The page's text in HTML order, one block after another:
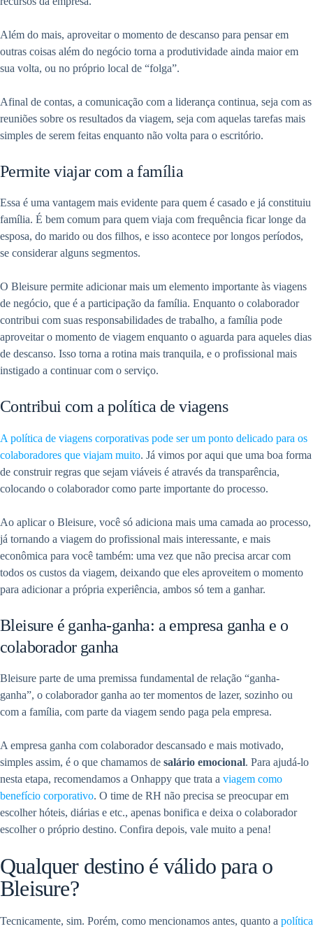
Além do mais, aproveitar o momento de descanso para pensar em
outras coisas além do negócio torna a produtividade ainda maior em
sua volta, ou no próprio local de “folga”.
Afinal de contas, a comunicação com a liderança continua, seja com as
reuniões sobre os resultados da viagem, seja com aquelas tarefas mais
simples de serem feitas enquanto não volta para o escritório.
Permite viajar com a família
Essa é uma vantagem mais evidente para quem é casado e já constituiu
família. É bem comum para quem viaja com frequência ficar longe da
esposa, do marido ou dos filhos, e isso acontece por longos períodos,
se considerar alguns segmentos.
O Bleisure permite adicionar mais um elemento importante às viagens
de negócio, que é a participação da família. Enquanto o colaborador
contribui com suas responsabilidades de trabalho, a família pode
aproveitar o momento de viagem enquanto o aguarda para aqueles dias
de descanso. Isso torna a rotina mais tranquila, e o profissional mais
instigado a continuar com o serviço.
Contribui com a política de viagens
A política de viagens corporativas pode ser um ponto delicado para os
colaboradores que viajam muito. Já vimos por aqui que uma boa forma
de construir regras que sejam viáveis é através da transparência,
colocando o colaborador como parte importante do processo.
Ao aplicar o Bleisure, você só adiciona mais uma camada ao processo,
já tornando a viagem do profissional mais interessante, e mais
econômica para você também: uma vez que não precisa arcar com
todos os custos da viagem, deixando que eles aproveitem o momento
para adicionar a própria experiência, ambos só tem a ganhar.
Bleisure é ganha-ganha: a empresa ganha e o
colaborador ganha
Bleisure parte de uma premissa fundamental de relação “ganha-
ganha”, o colaborador ganha ao ter momentos de lazer, sozinho ou
com a família, com parte da viagem sendo paga pela empresa.
A empresa ganha com colaborador descansado e mais motivado,
simples assim, é o que chamamos de salário emocional. Para ajudá-lo
nesta etapa, recomendamos a Onhappy que trata a viagem como
benefício corporativo. O time de RH não precisa se preocupar em
escolher hóteis, diárias e etc., apenas bonifica e deixa o colaborador
escolher o próprio destino. Confira depois, vale muito a pena!
Qualquer destino é válido para o
Bleisure?
Tecnicamente, sim. Porém, como mencionamos antes, quanto a política